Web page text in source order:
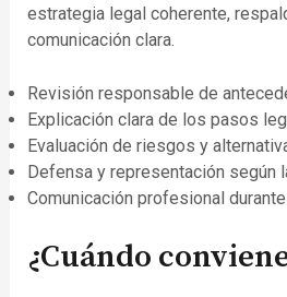
estrategia legal coherente,
comunicación clara.
Revisión responsable de
Explicación clara de los pasos
Evaluación de riesgos y
Defensa y representación según
Comunicación profesional
¿Cuándo